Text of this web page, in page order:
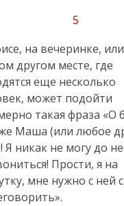
на вечеринке,
другом месте, где
еще несколько
может подойти
такая фраза «О
Маша (или любое
Я никак не могу до
Прости, я на
мне нужно с ней